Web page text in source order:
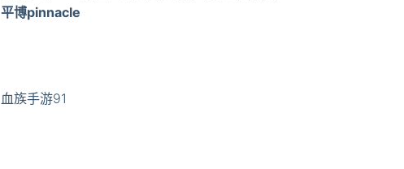
平博pinnacle
血族手游91